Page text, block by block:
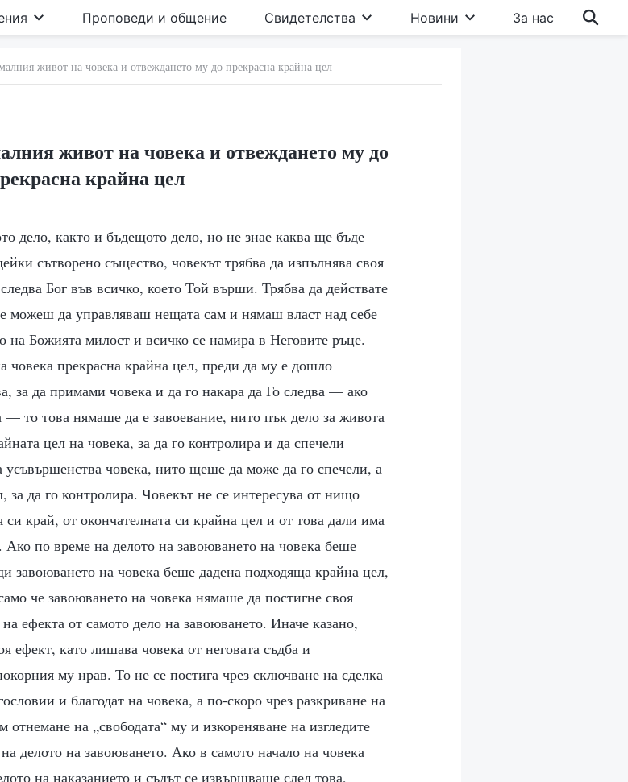
Проповеди и общение Свидетелства Новини За нас
живот на човека и отвеждането му до прекрасна крайна цел
живот на човека и отвеждането му до
крайна цел
дело, както и бъдещото дело, но не знае каква ще бъде
сътворено същество, човекът трябва да изпълнява своя
Бог във всичко, което Той върши. Трябва да действате
можеш да управляваш нещата сам и нямаш власт над себе
на Божията милост и всичко се намира в Неговите ръце.
човека прекрасна крайна цел, преди да му е дошло
за да примами човека и да го накара да Го следва — ако
то това нямаше да е завоевание, нито пък дело за живота
цел на човека, за да го контролира и да спечели
човека, нито щеше да може да го спечели, а
да го контролира. Човекът не се интересува от нищо
край, от окончателната си крайна цел и от това дали има
по време на делото на завоюването на човека беше
завоюването на човека беше дадена подходяща крайна цел,
че завоюването на човека нямаше да постигне своя
ефекта от самото дело на завоюването. Иначе казано,
ефект, като лишава човека от неговата съдба и
му нрав. То не се постига чрез сключване на сделка
и благодат на човека, а по-скоро чрез разкриване на
отнемане на „свободата“ му и изкореняване на изгледите
делото на завоюването. Ако в самото начало на човека
на наказанието и съдът се извършваше след това,